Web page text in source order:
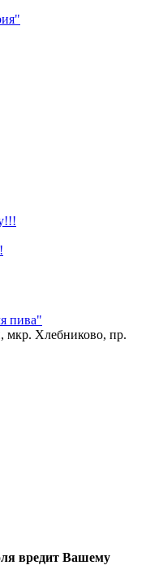
пива"
Хлебниково, пр.
вредит Вашему